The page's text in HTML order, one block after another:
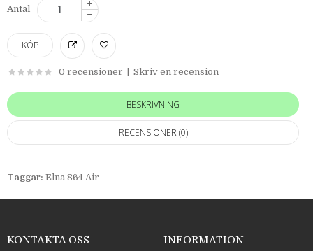
Antal
0 recensioner Skriv en recension
BESKRIVNING
RECENSIONER (0)
Taggar: Elna 864 Air
KONTAKTA OSS INFORMATION